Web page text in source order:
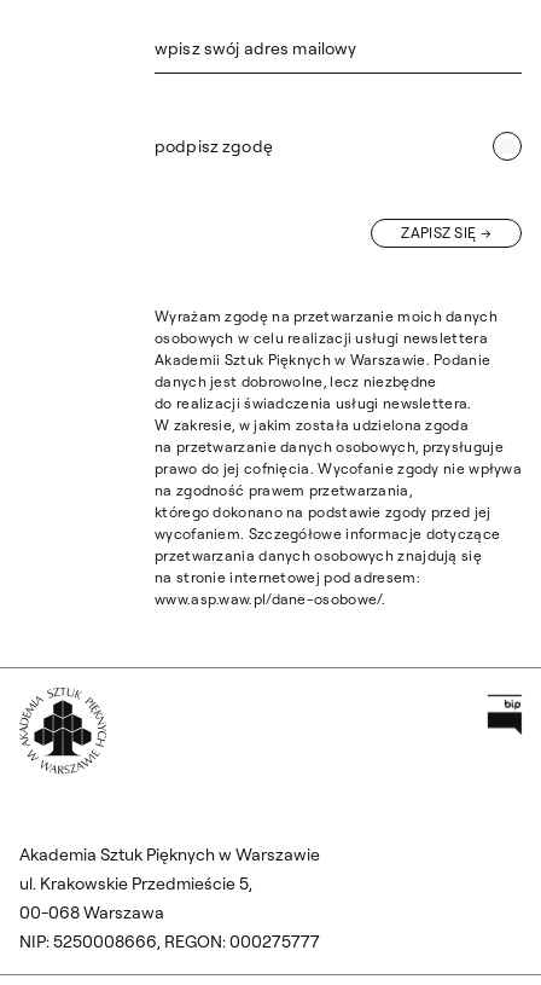
wpisz swój adres mailowy
podpisz zgodę
ZAPISZ SIĘ
Wyrażam zgodę na przetwarzanie moich danych
osobowych w celu realizacji usługi newslettera
Akademii Sztuk Pięknych w Warszawie. Podanie
danych jest dobrowolne, lecz niezbędne
do realizacji świadczenia usługi newslettera.
W zakresie, w jakim została udzielona zgoda
na przetwarzanie danych osobowych, przysługuje
prawo do jej cofnięcia. Wycofanie zgody nie wpływa
na zgodność prawem przetwarzania,
którego dokonano na podstawie zgody przed jej
wycofaniem. Szczegółowe informacje dotyczące
przetwarzania danych osobowych znajdują się
na stronie internetowej pod adresem:
www.asp.waw.pl/dane-osobowe/.
Akademia Sztuk Pięknych w Warszawie
ul. Krakowskie Przedmieście 5,
00-068 Warszawa
NIP: 5250008666, REGON: 000275777